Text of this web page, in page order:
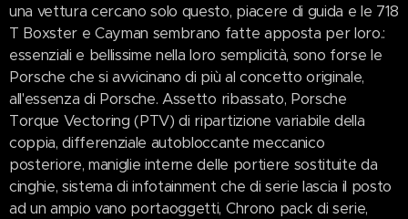
una vettura cercano solo questo, piacere di guida e le 718
T Boxster e Cayman sembrano fatte apposta per loro.:
essenziali e bellissime nella loro semplicità, sono forse le
Porsche che si avvicinano di più al concetto originale,
all'essenza di Porsche. Assetto ribassato, Porsche
Torque Vectoring (PTV) di ripartizione variabile della
coppia, differenziale autobloccante meccanico
posteriore, maniglie interne delle portiere sostituite da
cinghie, sistema di infotainment che di serie lascia il posto
ad un ampio vano portaoggetti, Chrono pack di serie,